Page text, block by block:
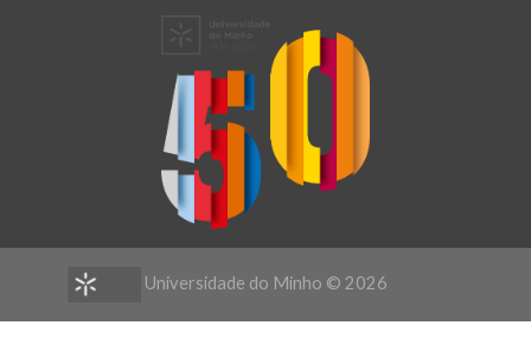
Universidade do Minho © 2026